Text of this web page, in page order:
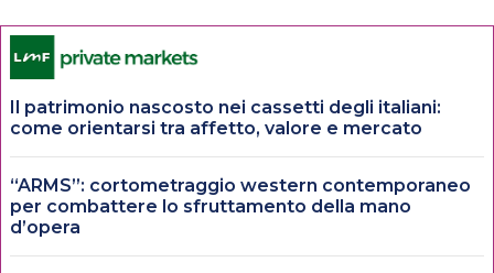
Il patrimonio nascosto nei cassetti degli italiani:
come orientarsi tra affetto, valore e mercato
“ARMS”: cortometraggio western contemporaneo
per combattere lo sfruttamento della mano
d’opera